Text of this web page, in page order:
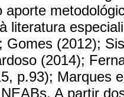
aporte
literatura
Gomes (2012);
(2014);
p.93); Marques
A partir